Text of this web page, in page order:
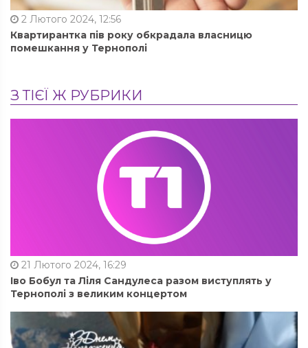
2 Лютого 2024, 12:56
Квартирантка пів року обкрадала власницю
помешкання у Тернополі
З ТІЄЇ Ж РУБРИКИ
21 Лютого 2024, 16:29
Іво Бобул та Ліля Сандулеса разом виступлять у
Тернополі з великим концертом